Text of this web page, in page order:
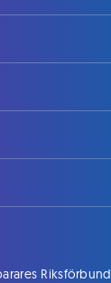
Riksförbund